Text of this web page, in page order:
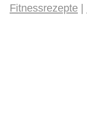
Fitnessrezepte |